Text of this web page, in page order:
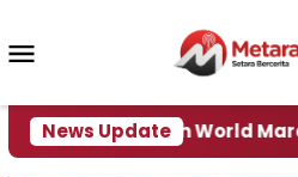
konten
News Update
Tuan Rumah World